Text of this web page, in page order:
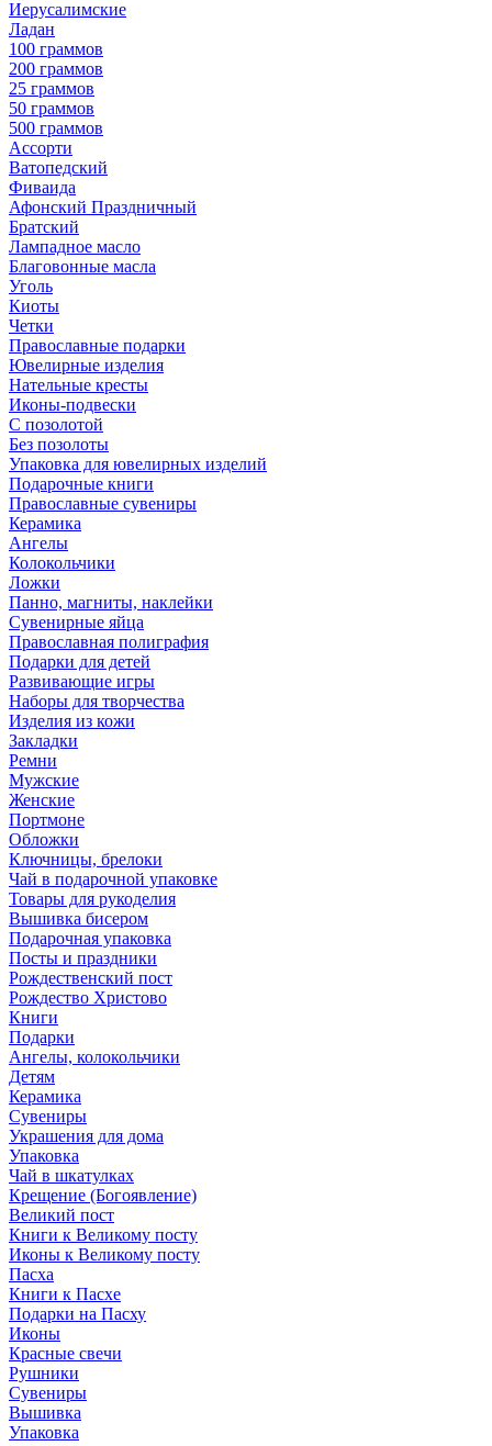
Иерусалимские
Ладан
100 граммов
200 граммов
25 граммов
50 граммов
500 граммов
Ассорти
Ватопедский
Фиваида
Афонский Праздничный
Братский
Лампадное масло
Благовонные масла
Уголь
Киоты
Четки
Православные подарки
Ювелирные изделия
Нательные кресты
Иконы-подвески
С позолотой
Без позолоты
Упаковка для ювелирных изделий
Подарочные книги
Православные сувениры
Керамика
Ангелы
Колокольчики
Ложки
Панно, магниты, наклейки
Сувенирные яйца
Православная полиграфия
Подарки для детей
Развивающие игры
Наборы для творчества
Изделия из кожи
Закладки
Ремни
Мужские
Женские
Портмоне
Обложки
Ключницы, брелоки
Чай в подарочной упаковке
Товары для рукоделия
Вышивка бисером
Подарочная упаковка
Посты и праздники
Рождественский пост
Рождество Христово
Книги
Подарки
Ангелы, колокольчики
Детям
Керамика
Сувениры
Украшения для дома
Упаковка
Чай в шкатулках
Крещение (Богоявление)
Великий пост
Книги к Великому посту
Иконы к Великому посту
Пасха
Книги к Пасхе
Подарки на Пасху
Иконы
Красные свечи
Рушники
Сувениры
Вышивка
Упаковка